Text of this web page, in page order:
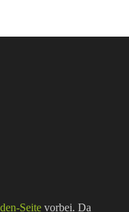
Seite vorbei. Da